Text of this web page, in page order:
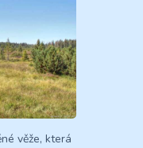
věže, která